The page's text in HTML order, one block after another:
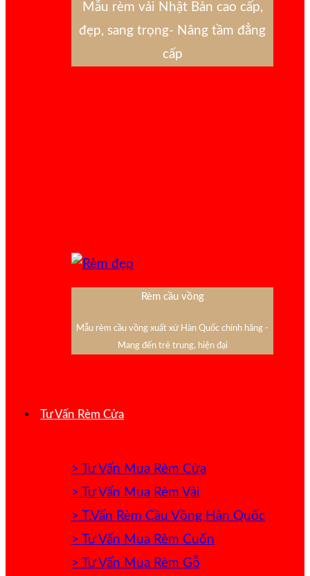
Mẫu rèm vải Nhật Bản cao cấp,
đẹp, sang trọng- Nâng tầm đẳng
cấp
Rèm cầu vồng
Mẫu rèm cầu vồng xuất xứ Hàn Quốc chính hãng -
Mang đến trẻ trung, hiện đại
Tư Vấn Rèm Cửa
> Tư Vấn Mua Rèm Cửa
> Tư Vấn Mua Rèm Vải
> T.Vấn Rèm Cầu Vồng Hàn Quốc
> Tư Vấn Mua Rèm Cuốn
> Tư Vấn Mua Rèm Gỗ